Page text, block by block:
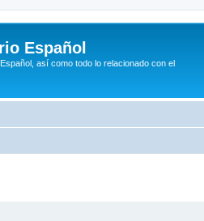
Español
así como todo lo relacionado con el